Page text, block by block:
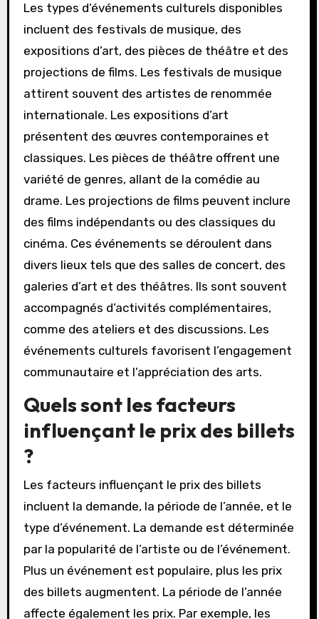
Les types d’événements culturels disponibles
incluent des festivals de musique, des
expositions d’art, des pièces de théâtre et des
projections de films. Les festivals de musique
attirent souvent des artistes de renommée
internationale. Les expositions d’art
présentent des œuvres contemporaines et
classiques. Les pièces de théâtre offrent une
variété de genres, allant de la comédie au
drame. Les projections de films peuvent inclure
des films indépendants ou des classiques du
cinéma. Ces événements se déroulent dans
divers lieux tels que des salles de concert, des
galeries d’art et des théâtres. Ils sont souvent
accompagnés d’activités complémentaires,
comme des ateliers et des discussions. Les
événements culturels favorisent l’engagement
communautaire et l’appréciation des arts.
Quels sont les facteurs
influençant le prix des billets
?
Les facteurs influençant le prix des billets
incluent la demande, la période de l’année, et le
type d’événement. La demande est déterminée
par la popularité de l’artiste ou de l’événement.
Plus un événement est populaire, plus les prix
des billets augmentent. La période de l’année
affecte également les prix. Par exemple, les